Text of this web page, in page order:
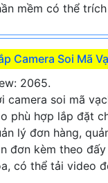
mềm có thể
Camera Soi Mã
2065.
camera soi mã
phù hợp lắp đặt
lý đơn hàng,
đơn kèm theo
có thể tải video